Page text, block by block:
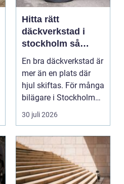
Hitta rätt
däckverkstad i
stockholm så
väljer du tryggt
och smart
En bra däckverkstad är
mer än en plats där
hjul skiftas. För många
bilägare i Stockholm
handlar vale...
30 juli 2026